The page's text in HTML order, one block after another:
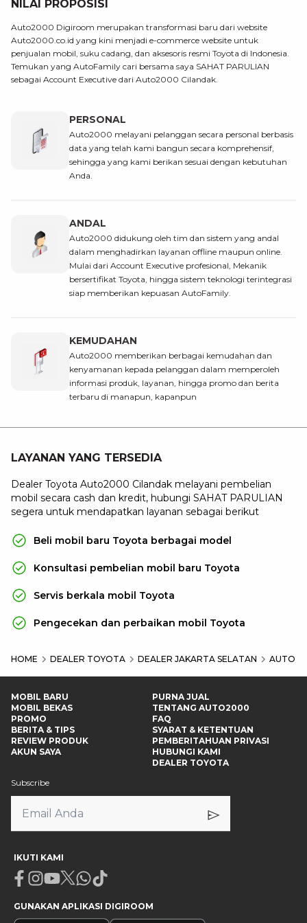
NILAI PROPOSISI
Auto2000 Digiroom merupakan transformasi baru dari website
Auto2000.co.id yang kini menjadi e-commerce website untuk
penjualan mobil, suku cadang, dan aksesoris resmi Toyota di Indonesia.
Temukan yang AutoFamily cari bersama saya SAHAT PARULIAN
sebagai Account Executive dari Auto2000 Cilandak.
PERSONAL
Auto2000 melayani pelanggan secara personal berbasis
data yang telah kami bangun secara komprehensif,
sehingga yang kami berikan sesuai dengan kebutuhan
Anda.
ANDAL
Auto2000 didukung oleh tim dan sistem yang andal
dalam menghadirkan layanan offline maupun online.
Mulai dari Account Executive profesional, Mekanik
bersertifikat Toyota, hingga sistem teknologi terintegrasi
siap memberikan kepuasan AutoFamily.
KEMUDAHAN
Auto2000 memberikan berbagai kemudahan dan
kenyamanan kepada pelanggan dalam memperoleh
informasi produk, layanan, hingga promo dan berita
terbaru di manapun, kapanpun
LAYANAN YANG TERSEDIA
Dealer Toyota Auto2000 Cilandak melayani pembelian
mobil secara cash dan kredit, hubungi SAHAT PARULIAN
segera untuk mendapatkan layanan sebagai berikut
Beli mobil baru Toyota berbagai model
Konsultasi pembelian mobil baru Toyota
Servis berkala mobil Toyota
Pengecekan dan perbaikan mobil Toyota
HOME DEALER TOYOTA DEALER JAKARTA SELATAN
MOBIL BARU
MOBIL BEKAS
PROMO
BERITA & TIPS
REVIEW PRODUK
AKUN SAYA
PURNA JUAL
TENTANG AUTO2000
FAQ
SYARAT & KETENTUAN
PEMBERITAHUAN PRIVASI
HUBUNGI KAMI
DEALER TOYOTA
Subscribe
IKUTI KAMI
Facebook
Instagram
Youtube
X Whatsapp
Tiktok
GUNAKAN APLIKASI DIGIROOM